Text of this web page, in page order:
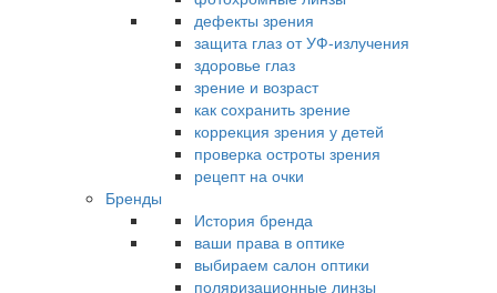
дефекты зрения
защита глаз от УФ-излучения
здоровье глаз
зрение и возраст
как сохранить зрение
коррекция зрения у детей
проверка остроты зрения
рецепт на очки
Бренды
История бренда
ваши права в оптике
выбираем салон оптики
поляризационные линзы